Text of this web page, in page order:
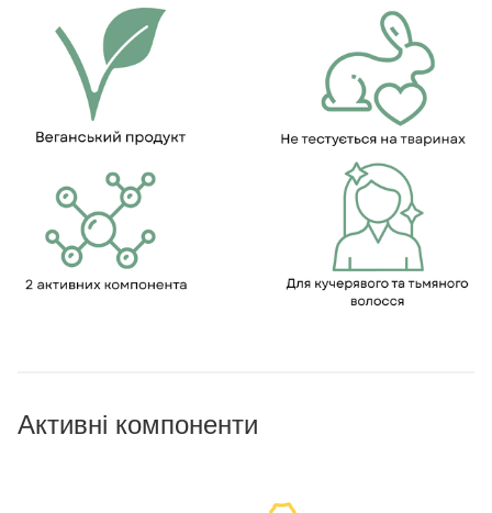
Активні компоненти